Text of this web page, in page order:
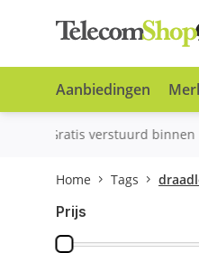
Aanbiedingen
Meer dan 20 jaar
Home Tags
Prijs